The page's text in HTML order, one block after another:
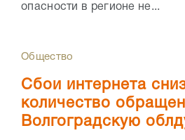
опасности в регионе не...
Общество
Сбои интернета
количество
Волгоградскую